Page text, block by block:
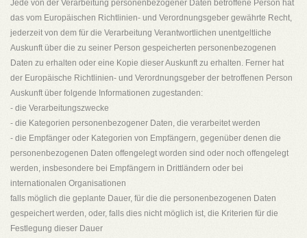
Jede von der Verarbeitung personenbezogener Daten betroffene Person hat
das vom Europäischen Richtlinien- und Verordnungsgeber gewährte Recht,
jederzeit von dem für die Verarbeitung Verantwortlichen unentgeltliche
Auskunft über die zu seiner Person gespeicherten personenbezogenen
Daten zu erhalten oder eine Kopie dieser Auskunft zu erhalten. Ferner hat
der Europäische Richtlinien- und Verordnungsgeber der betroffenen Person
Auskunft über folgende Informationen zugestanden:
- die Verarbeitungszwecke
- die Kategorien personenbezogener Daten, die verarbeitet werden
- die Empfänger oder Kategorien von Empfängern, gegenüber denen die
personenbezogenen Daten offengelegt worden sind oder noch offengelegt
werden, insbesondere bei Empfängern in Drittländern oder bei
internationalen Organisationen
falls möglich die geplante Dauer, für die die personenbezogenen Daten
gespeichert werden, oder, falls dies nicht möglich ist, die Kriterien für die
Festlegung dieser Dauer